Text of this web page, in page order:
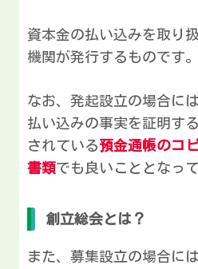
資本金の払い込みを取り
機関が発行するものです。
なお、発起設立の場合に
払い込みの事実を証明す
されている預金通帳のコ
書類でも良いこととなっ
創立総会とは？
また、募集設立の場合には